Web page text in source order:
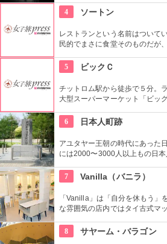
戦したい。
4 ソートン
レストランという名前はついて
民的でまさに食堂そのものだが
焼いてくれる海老、しゃこ、貝
鮮で美味！そのためいつも行列
5 ビックＣ
チットロム駅から徒歩で５分。
大型スーパーマーケット「ビッ
6
日本人町跡
アユタヤー王朝の時代にあった
には2000〜3000人以上もの日本
7
Vanilla（バニラ）
「Vanilla」は「自分を休もう」
な雰囲気の店内ではタイ古式マ
メニューは300バーツ（約900
ろがタイならでは。数種類もの
8 サヤーム・バラゴン